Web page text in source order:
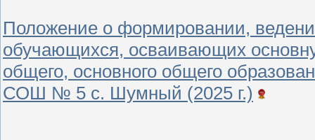
Положение о формировании,
обучающихся, осваивающих
общего, основного общего
СОШ № 5 с. Шумный (2025 г.)